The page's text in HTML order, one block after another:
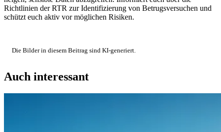
Richtlinien der RTR zur Identifizierung von Betrugsversuchen und
schützt euch aktiv vor möglichen Risiken.
Die Bilder in diesem Beitrag sind KI-generiert.
Auch interessant